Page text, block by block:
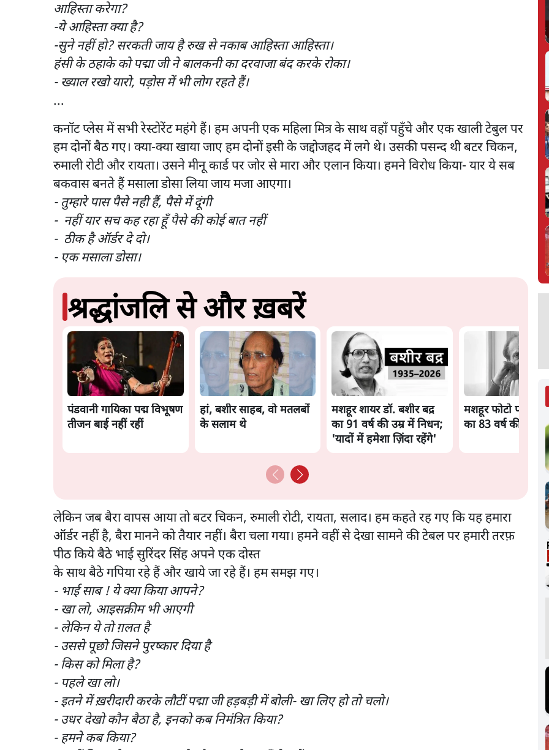
आहिस्ता करेगा?
-ये आहिस्ता क्या है?
-सुने नहीं हो? सरकती जाय है रुख से नकाब आहिस्ता आहिस्ता।
हंसी के ठहाके को पद्मा जी ने बालकनी का दरवाजा बंद करके रोका।
- ख्याल रखो यारो, पड़ोस में भी लोग रहते हैं।
...
कनॉट प्लेस में सभी रेस्टोरेंट महंगे हैं। हम अपनी एक महिला मित्र के साथ वहाँ पहुँचे और एक खाली टेबुल पर
हम दोनों बैठ गए। क्या-क्या खाया जाए हम दोनों इसी के जद्दोजहद में लगे थे। उसकी पसन्द थी बटर चिकन,
रुमाली रोटी और रायता। उसने मीनू कार्ड पर जोर से मारा और एलान किया। हमने विरोध किया- यार ये सब
बकवास बनते हैं मसाला डोसा लिया जाय मजा आएगा।
- तुम्हारे पास पैसे नही हैं, पैसे में दूंगी
- नहीं यार सच कह रहा हूँ पैसे की कोई बात नहीं
- ठीक है ऑर्डर दे दो।
- एक मसाला डोसा।
श्रद्धांजलि से और ख़बरें
पंडवानी गायिका पद्म विभूषण
तीजन बाई नहीं रहीं
हां, बशीर साहब, वो मतलबों
के सलाम थे
मशहूर शायर डॉ. बशीर बद्र
का 91 वर्ष की उम्र में निधन;
'यादों में हमेशा ज़िंदा रहेंगे'
मशहूर फोटो पत्रकार
का 83 वर्ष की आयु
लेकिन जब बैरा वापस आया तो बटर चिकन, रुमाली रोटी, रायता, सलाद। हम कहते रह गए कि यह हमारा
ऑर्डर नहीं है, बैरा मानने को तैयार नहीं। बैरा चला गया। हमने वहीं से देखा सामने की टेबल पर हमारी तरफ़
पीठ किये बैठे भाई सुरिंदर सिंह अपने एक दोस्त
के साथ बैठे गपिया रहे हैं और खाये जा रहे हैं। हम समझ गए।
- भाई साब ! ये क्या किया आपने?
- खा लो, आइसक्रीम भी आएगी
- लेकिन ये तो ग़लत है
- उससे पूछो जिसने पुरष्कार दिया है
- किस को मिला है?
- पहले खा लो।
- इतने में ख़रीदारी करके लौटीं पद्मा जी हड़बड़ी में बोली- खा लिए हो तो चलो।
- उधर देखो कौन बैठा है, इनको कब निमंत्रित किया?
- हमने कब किया?